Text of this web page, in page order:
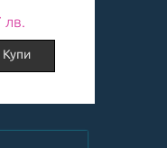
лв.
Купи